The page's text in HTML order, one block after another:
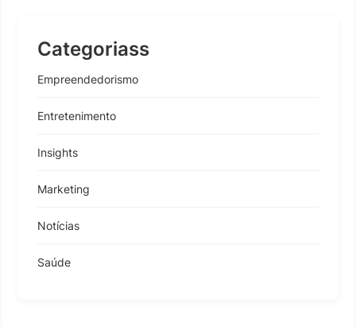
Categoriass
Empreendedorismo
Entretenimento
Insights
Marketing
Notícias
Saúde